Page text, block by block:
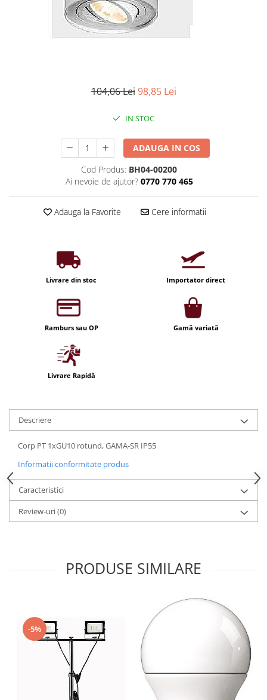
Iluminat arhitectural
Lampadare
Becuri LED cu filament
Corpuri de emergenta
Profil banda LED
Iluminat festiv
Fotosenzori si Senzori de miscare
Sina Magnetica Slim LIMBO
Iluminat decorativ de Craciun
Priza exterior
104,06 Lei 98,85 Lei
IN STOC
ADAUGA IN COS
Cod Produs: BH04-00200
Ai nevoie de ajutor? 0770 770 465
Adauga la Favorite Cere informatii
Livrare din stoc Importator direct
Ramburs sau OP Gamă variată
Livrare Rapidă
Descriere
Corp PT 1xGU10 rotund, GAMA-SR IP55
Informatii conformitate produs
Caracteristici
Review-uri(0)
PRODUSE SIMILARE
-5%